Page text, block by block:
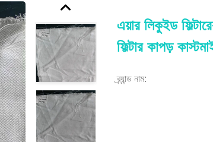
এয়ার লিকুইড
ফিল্টার কাপড়
ব্র্যান্ড নাম: